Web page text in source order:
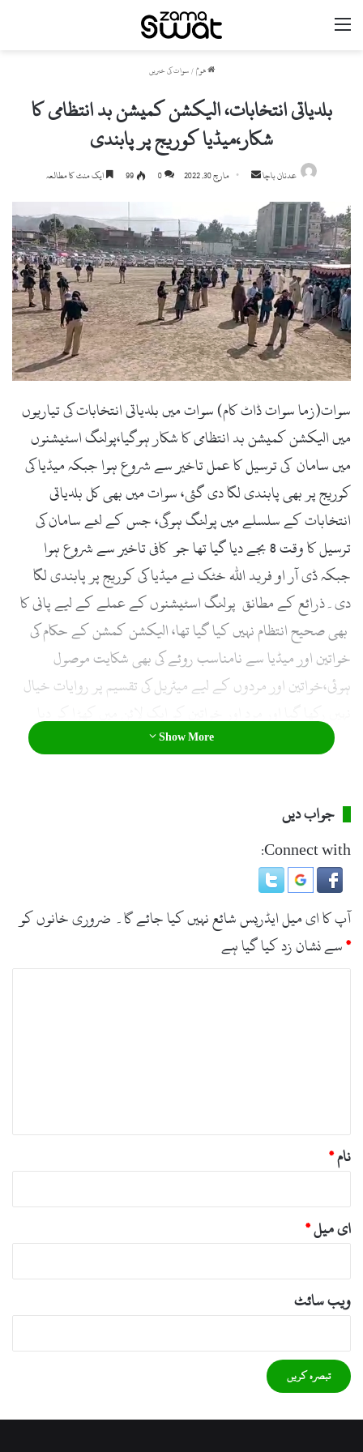
مینو
ھوم / سوات کی خبریں
بلدیاتی انتخابات، الیکشن کمیشن بد انتظامی کا
شکار،میڈیا کوریج پر پابندی
عدنان باچا
Send مارچ 30, 2022 0
99 ایک منٹ کا مطالعہ
سوات(زما سوات ڈاٹ کام) سوات میں بلدیاتی انتخابات کی تیاریوں
میں الیکشن کمیشن بد انتظامی کا شکار ہوگیا،پولنگ اسٹیشنوں
میں سامان کی ترسیل کا عمل تاخیر سے شروع ہوا جبکہ میڈیا کی
کوریج پر بھی پابندی لگا دی گئی، سوات میں بھی کل بلدیاتی
انتخابات کے سلسلے میں پولنگ ہوگی، جس کے لئے سامان کی
ترسیل کا وقت 8 بجے دیا گیا تھا جو کافی تاخیر سے شروع ہوا
جبکہ ڈی آر او فرید اللہ خٹک نے میڈیا کی کوریج پر پابندی لگا
دی۔ذرائع کے مطانق پولنگ اسٹیشنوں کے عملے کے لیے پانی کا
بھی صحیح انتظام نہیں کیا گیا تھا، الیکشن کمشن کے حکام کی
خواتین اور میڈیا سے نامناسب روئے کی بھی شکایت موصول
ہوئی،خواتین اور مردوں کے لیے میٹریل کی تقسیم پر روایات خیال
گیا۔ ذرائع کے مطابق میڈیا پرسن کو الیکشن کمشن کوریج کی
Show More
جواب دیں
Connect with:
آپ کا ای میل ایڈریس شائع نہیں کیا جائے گا۔ ضروری خانوں کو
*سے نشان زد کیا گیا ہے
نام*
ای میل*
ویب‌ سائٹ